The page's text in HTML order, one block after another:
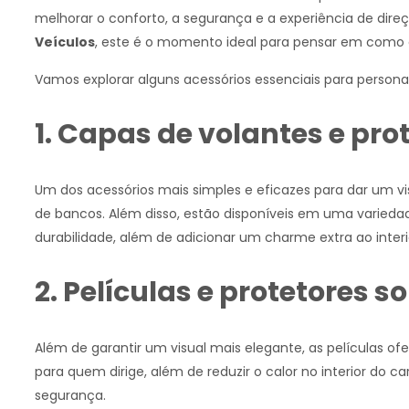
melhorar o conforto, a segurança e a experiência de
Veículos, este é o momento ideal para pensar em
Vamos explorar alguns acessórios essenciais para
1. Capas de volantes e
Um dos acessórios mais simples e eficazes para dar um
de bancos. Além disso, estão disponíveis em uma
durabilidade, além de adicionar um charme extra ao
2. Películas e protetores
Além de garantir um visual mais elegante, as películas
para quem dirige, além de reduzir o calor no interior do
segurança.